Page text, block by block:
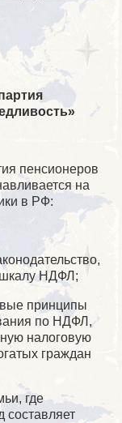
пенсионеров
на
в РФ:
шкалу НДФЛ;
принципы
по НДФЛ,
налоговую
граждан
где
составляет